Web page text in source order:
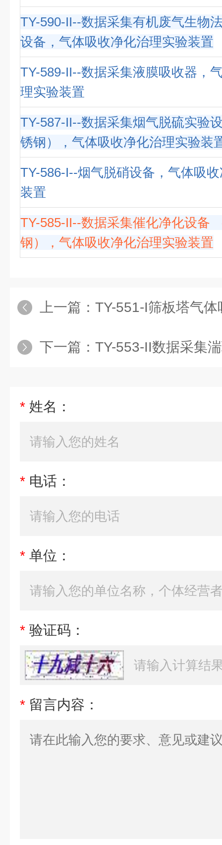
TY-590-II--数据采集有机废气生物
设备，气体吸收净化治理实验装置
TY-589-II--数据采集液膜吸收器，
理实验装置
TY-587-II--数据采集烟气脱硫实验
锈钢），气体吸收净化治理实验装
TY-586-I--烟气脱硝设备，气体吸
装置
TY-585-II--数据采集催化净化设备
钢），气体吸收净化治理实验装置
上一篇： TY-551-I筛板塔气体吸收实验设
下一篇： TY-553-II数据采集湍球塔气体吸收实
* 姓名：
* 电话：
* 单位：
* 验证码：
* 留言内容：